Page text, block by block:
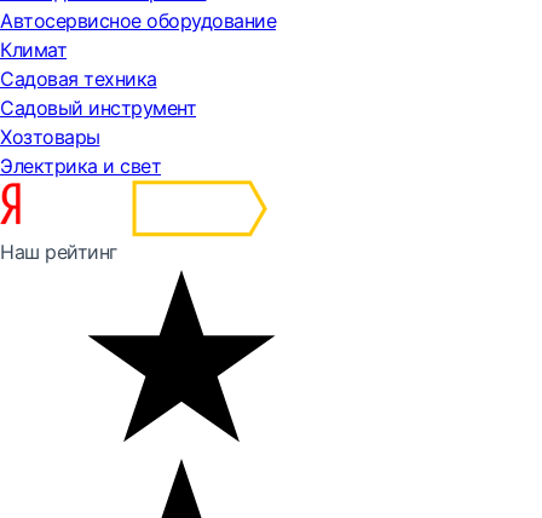
Автосервисное оборудование
Климат
Садовая техника
Садовый инструмент
Хозтовары
Электрика и свет
Наш рейтинг